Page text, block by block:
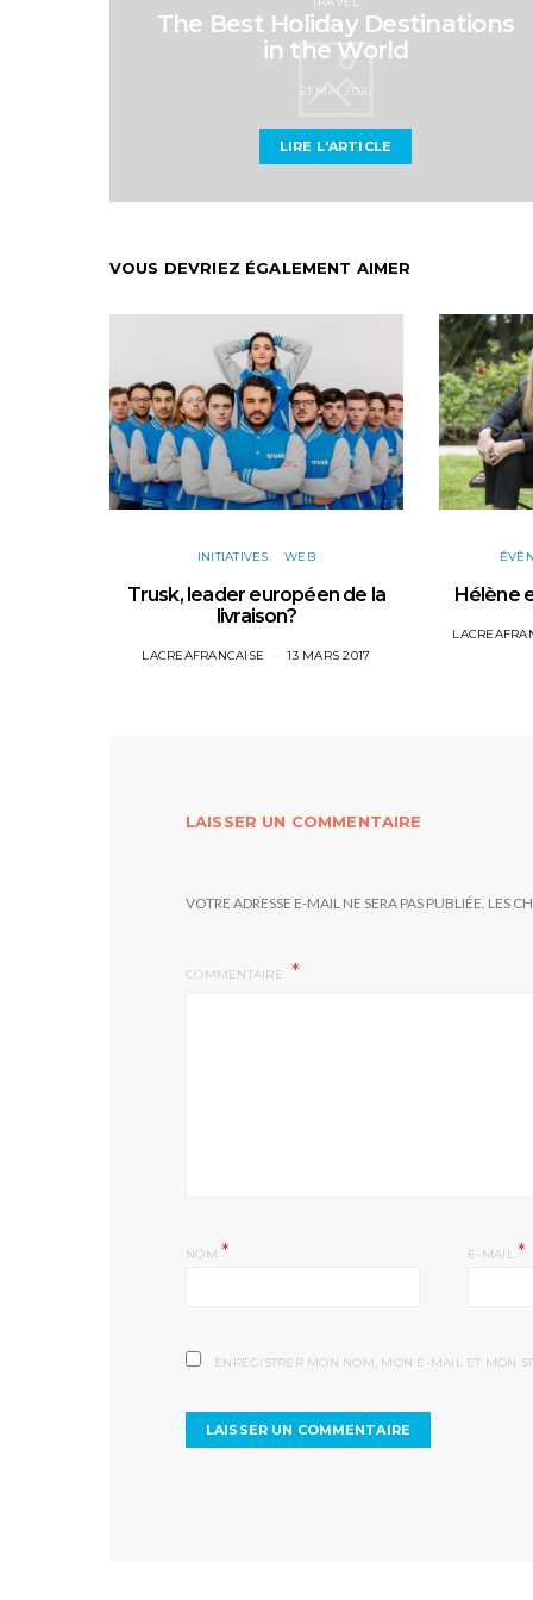
The Best Holiday Destinations
in the World
21 MAI 2016
LIRE L'ARTICLE
VOUS DEVRIEZ ÉGALEMENT AIMER
INITIATIVES WEB
Trusk, leader européen de la
livraison?
LACREAFRANCAISE 13 MARS 2017
Hélène
LAISSER UN COMMENTAIRE
VOTRE ADRESSE E-MAIL NE SERA PAS PUBLIÉE. LES
COMMENTAIRE
NOM * E-MAIL *
ENREGISTRER MON NOM, MON E-MAIL ET MON